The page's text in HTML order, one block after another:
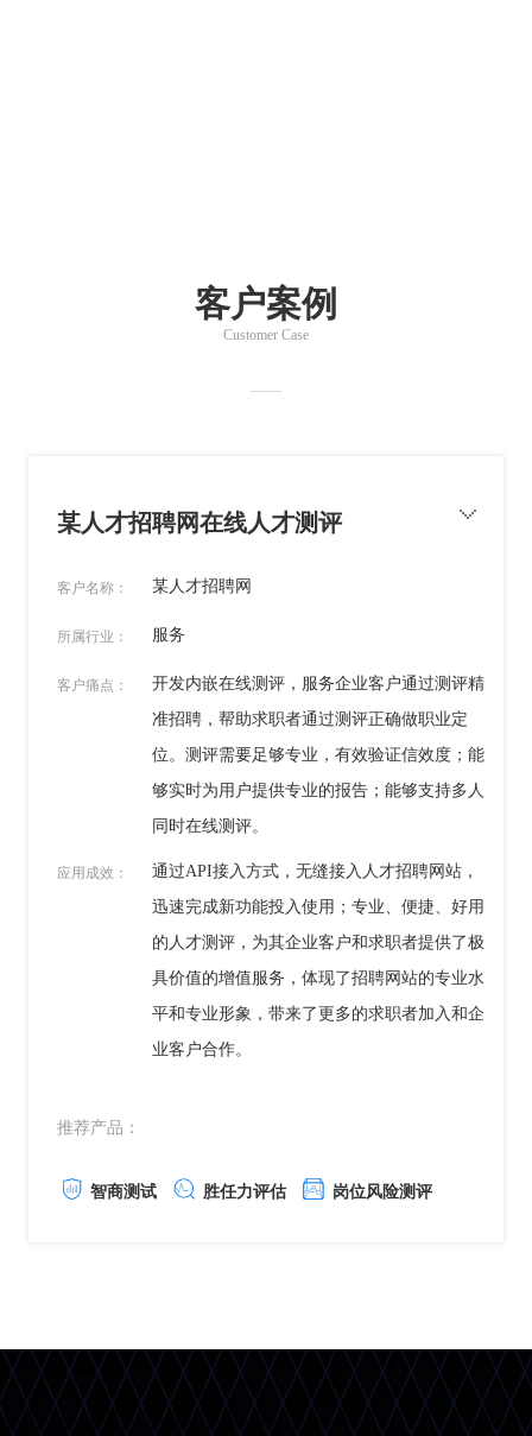
客户案例
Customer Case
某人才招聘网在线人才测评
客户名称： 某人才招聘网
所属行业： 服务
客户痛点：
开发内嵌在线测评，服务企业客户通过测评精
准招聘，帮助求职者通过测评正确做职业定
位。测评需要足够专业，有效验证信效度；能
够实时为用户提供专业的报告；能够支持多人
同时在线测评。
应用成效：
通过API接入方式，无缝接入人才招聘网站，
迅速完成新功能投入使用；专业、便捷、好用
的人才测评，为其企业客户和求职者提供了极
具价值的增值服务，体现了招聘网站的专业水
平和专业形象，带来了更多的求职者加入和企
业客户合作。
推荐产品：
智商测试 胜任力评估 岗位风险测评